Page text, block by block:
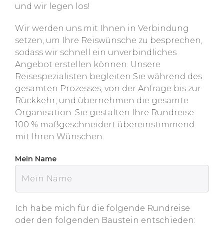
und wir legen los!
Wir werden uns mit Ihnen in Verbindung
setzen, um Ihre Reiswünsche zu besprechen,
sodass wir schnell ein unverbindliches
Angebot erstellen können. Unsere
Reisespezialisten begleiten Sie während des
gesamten Prozesses, von der Anfrage bis zur
Rückkehr, und übernehmen die gesamte
Organisation. Sie gestalten Ihre Rundreise
100 % maßgeschneidert übereinstimmend
mit Ihren Wünschen.
Mein Name
Ich habe mich für die folgende Rundreise
oder den folgenden Baustein entschieden: